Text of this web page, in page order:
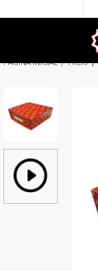
FREIO